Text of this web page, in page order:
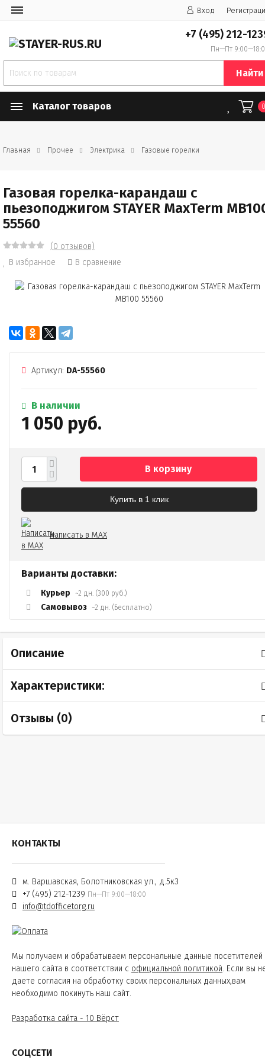
Вход
+7 (495) 212-
Пн—Пт
Найти
Каталог товаров
Главная Прочее Электрика Газовые горелки
Газовая горелка-карандаш с
пьезоподжигом STAYER MaxTerm
55560
(0 отзывов)
В избранное
В сравнение
Артикул: DA-55560
В наличии
1 050 руб.
В корзину
Купить в 1 клик
Написать в MAX
Варианты доставки:
Курьер ~2 дн. (300 руб.)
Самовывоз ~2 дн. (Бесплатно)
Описание
Характеристики:
Отзывы (0)
КОНТАКТЫ
м. Варшавская, Болотниковская ул., д.5к3
+7 (495) 212-1239 Пн—Пт 9:00—18:00
info@tdofficetorg.ru
Мы получаем и обрабатываем персональные данные посетителей
нашего сайта в соответствии с официальной политикой. Если вы
даете согласия на обработку своих персональных данных,вам
необходимо покинуть наш сайт.
Разработка сайта - 10 Вёрст
СОЦСЕТИ